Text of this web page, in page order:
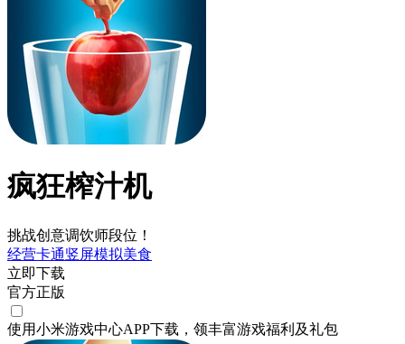
疯狂榨汁机
挑战创意调饮师段位！
经营卡通竖屏模拟美食
立即下载
官方正版
使用小米游戏中心APP下载 ，领丰富游戏福利 及礼包